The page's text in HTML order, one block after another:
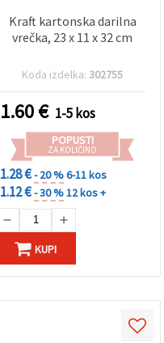
Kraft kartonska darilna
vrečka, 23 x 11 x 32 cm
Koda izdelka:302755
1.60€ 1-5 kos
POPUSTI
ZA KOLIČINO
1.28 €- 20 %6-11 kos
1.12 €- 30 %12 kos +
KUPI